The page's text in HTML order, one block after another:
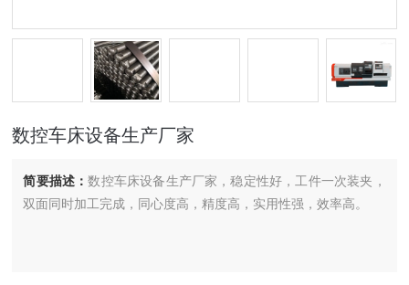
数控车床设备生产厂家
简要描述：数控车床设备生产厂家，稳定性好，工件一次装夹，
双面同时加工完成，同心度高，精度高，实用性强，效率高。